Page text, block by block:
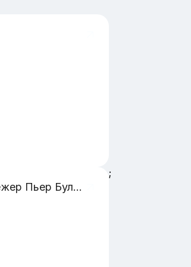
Композитор и дережер Пьер Булез
;